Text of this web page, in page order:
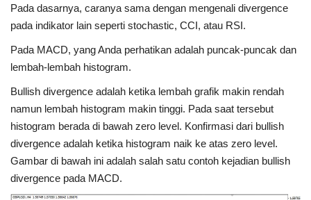
Pada dasarnya, caranya sama dengan mengenali divergence
pada indikator lain seperti stochastic, CCI, atau RSI.
Pada MACD, yang Anda perhatikan adalah puncak-puncak dan
lembah-lembah histogram.
Bullish divergence adalah ketika lembah grafik makin rendah
namun lembah histogram makin tinggi. Pada saat tersebut
histogram berada di bawah zero level. Konfirmasi dari bullish
divergence adalah ketika histogram naik ke atas zero level.
Gambar di bawah ini adalah salah satu contoh kejadian bullish
divergence pada MACD.